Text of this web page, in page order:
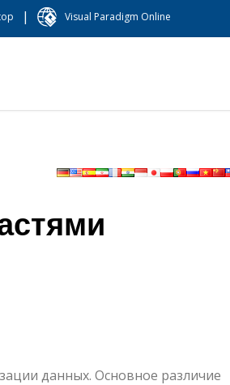
| Visual Paradigm Online
данных. Основное различие